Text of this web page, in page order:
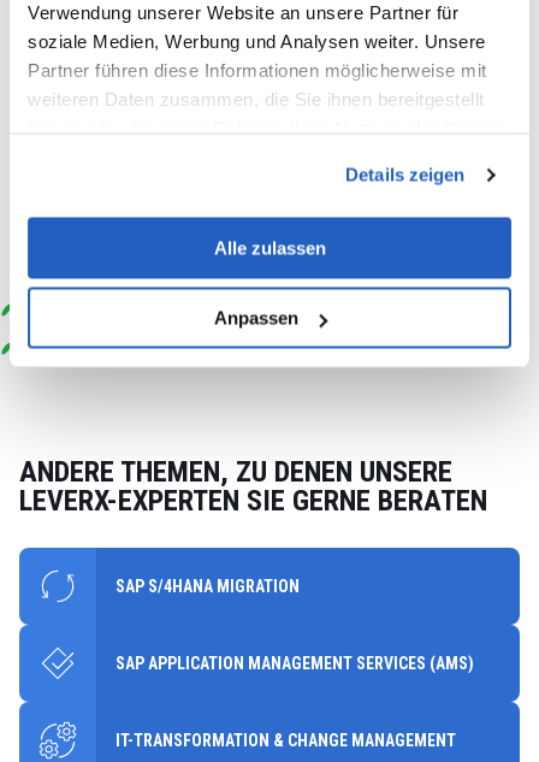
Verwendung unserer Website an unsere Partner für
soziale Medien, Werbung und Analysen weiter. Unsere
Partner führen diese Informationen möglicherweise mit
weiteren Daten zusammen, die Sie ihnen bereitgestellt
Details zeigen
Alle zulassen
Anpassen
KONTAKTE
Dipl.-Betriebswirt (FH) Thomas Burza ist Consulting Director für
strategische Beratungsprodukte bei der Unternehmensberatung
LeverX. Zuvor bekleidete Herr Burza CIO-Positionen in
durchführte. Dazu gehörten auch ERP-Einführungen und die
Wissen und seine Erfahrung in den Bereichen Restrukturierung,
Transformation und Change Management bringt Herr Burza seit
2024 in seiner Rolle bei LeverX erfolgreich ein.
thomas.burza@leverx.com
LinkedIn
ANDERE THEMEN, ZU DENEN UNSERE
LEVERX-EXPERTEN SIE GERNE BERATEN
SAP S/4HANA MIGRATION
SAP APPLICATION MANAGEMENT SERVICES (AMS)
IT-TRANSFORMATION & CHANGE MANAGEMENT